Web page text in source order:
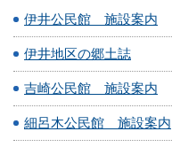
伊井公民館 施設案内
伊井地区の郷土誌
吉崎公民館 施設案内
細呂木公民館 施設案内